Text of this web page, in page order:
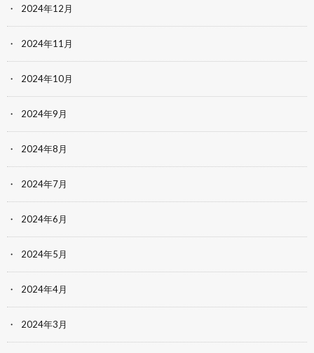
2024年12月
2024年11月
2024年10月
2024年9月
2024年8月
2024年7月
2024年6月
2024年5月
2024年4月
2024年3月